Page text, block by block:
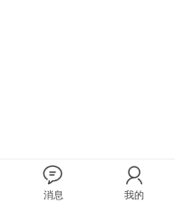
消息 我的